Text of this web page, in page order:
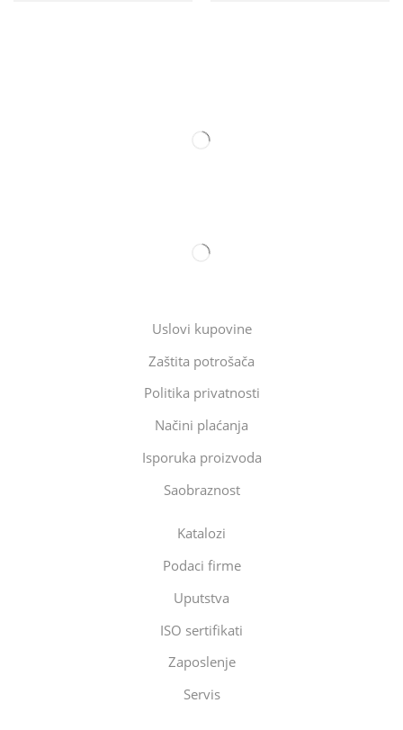
Uslovi kupovine
Zaštita potrošača
Politika privatnosti
Načini plaćanja
Isporuka proizvoda
Saobraznost
Katalozi
Podaci firme
Uputstva
ISO sertifikati
Zaposlenje
Servis